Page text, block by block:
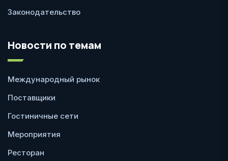
Законодательство
Новости по темам
Международный рынок
Поставщики
Гостиничные сети
Мероприятия
Ресторан